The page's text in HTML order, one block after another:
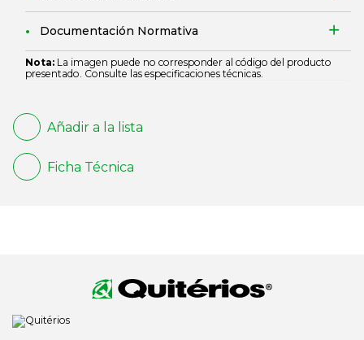
Documentación Normativa
Nota: La imagen puede no corresponder al código del producto
presentado. Consulte las especificaciones técnicas.
Añadir a la lista
Ficha Técnica